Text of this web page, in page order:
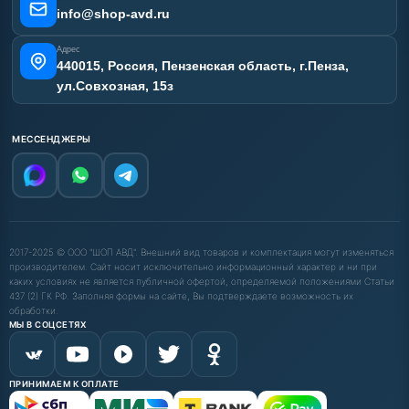
info@shop-avd.ru
Адрес
440015, Россия, Пензенская область, г.Пенза,
ул.Совхозная, 15з
МЕССЕНДЖЕРЫ
2017-2025 © ООО "ШОП АВД". Внешний вид товаров и комплектация могут изменяться
производителем. Сайт носит исключительно информационный характер и ни при
каких условиях не является публичной офертой, определяемой положениями Статьи
437 (2) ГК РФ. Заполняя формы на сайте, Вы подтверждаете возможность их
обработки.
МЫ В СОЦСЕТЯХ
ПРИНИМАЕМ К ОПЛАТЕ